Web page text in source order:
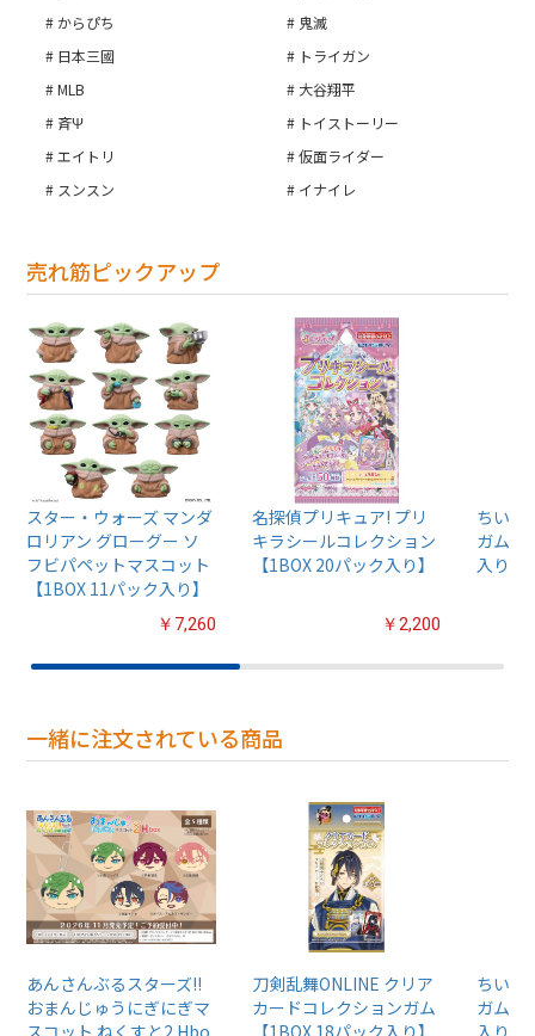
からぴち
鬼滅
日本三國
トライガン
MLB
大谷翔平
斉Ψ
トイストーリー
エイトリ
仮面ライダー
スンスン
イナイレ
売れ筋ピックアップ
スター・ウォーズ マンダ
ロリアン グローグー ソ
フビパペットマスコット
【1BOX 11パック入り】
￥7,260
名探偵プリキュア! プリ
キラシールコレクション
【1BOX 20パック入り】
￥2,200
ちいか
ガム4
入り】
一緒に注文されている商品
あんさんぶるスターズ!!
おまんじゅうにぎにぎマ
刀剣乱舞ONLINE クリア
カードコレクションガム
ちいか
ガム4